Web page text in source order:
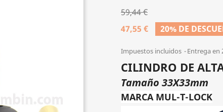
59,44 €
47,55 €
20% DE
Impuestos incluidos Entrega en
CILINDRO DE
Tamaño 33X33mm
MARCA MUL-T-LOCK